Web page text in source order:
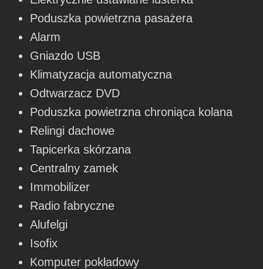
Poduszka powietrzna pasażera
Alarm
Gniazdo USB
Klimatyzacja automatyczna
Odtwarzacz DVD
Poduszka powietrzna chroniąca kolana
Relingi dachowe
Tapicerka skórzana
Centralny zamek
Immobilizer
Radio fabryczne
Alufelgi
Isofix
Komputer pokładowy